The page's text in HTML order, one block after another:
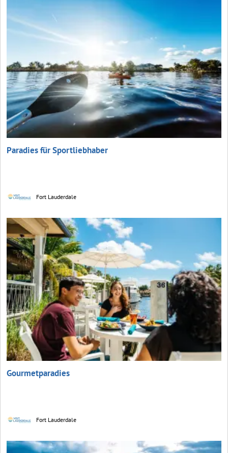
Paradies für Sportliebhaber
Fort Lauderdale
Gourmetparadies
Fort Lauderdale